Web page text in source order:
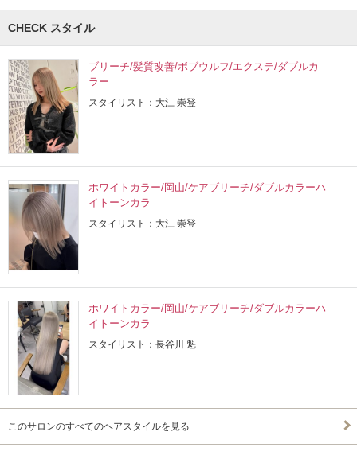
CHECK スタイル
ブリーチ/髪質改善/ボブウルフ/エクステ/ダブルカ
ラー
スタイリスト：大江 崇登
ホワイトカラー/岡山/ケアブリーチ/ダブルカラーハ
イトーンカラ
スタイリスト：大江 崇登
ホワイトカラー/岡山/ケアブリーチ/ダブルカラーハ
イトーンカラ
スタイリスト：長谷川 魁
このサロンのすべてのヘアスタイルを見る